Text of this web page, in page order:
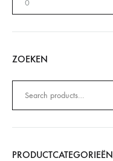
ZOEKEN
naar:
PRODUCTCATEGORIEËN